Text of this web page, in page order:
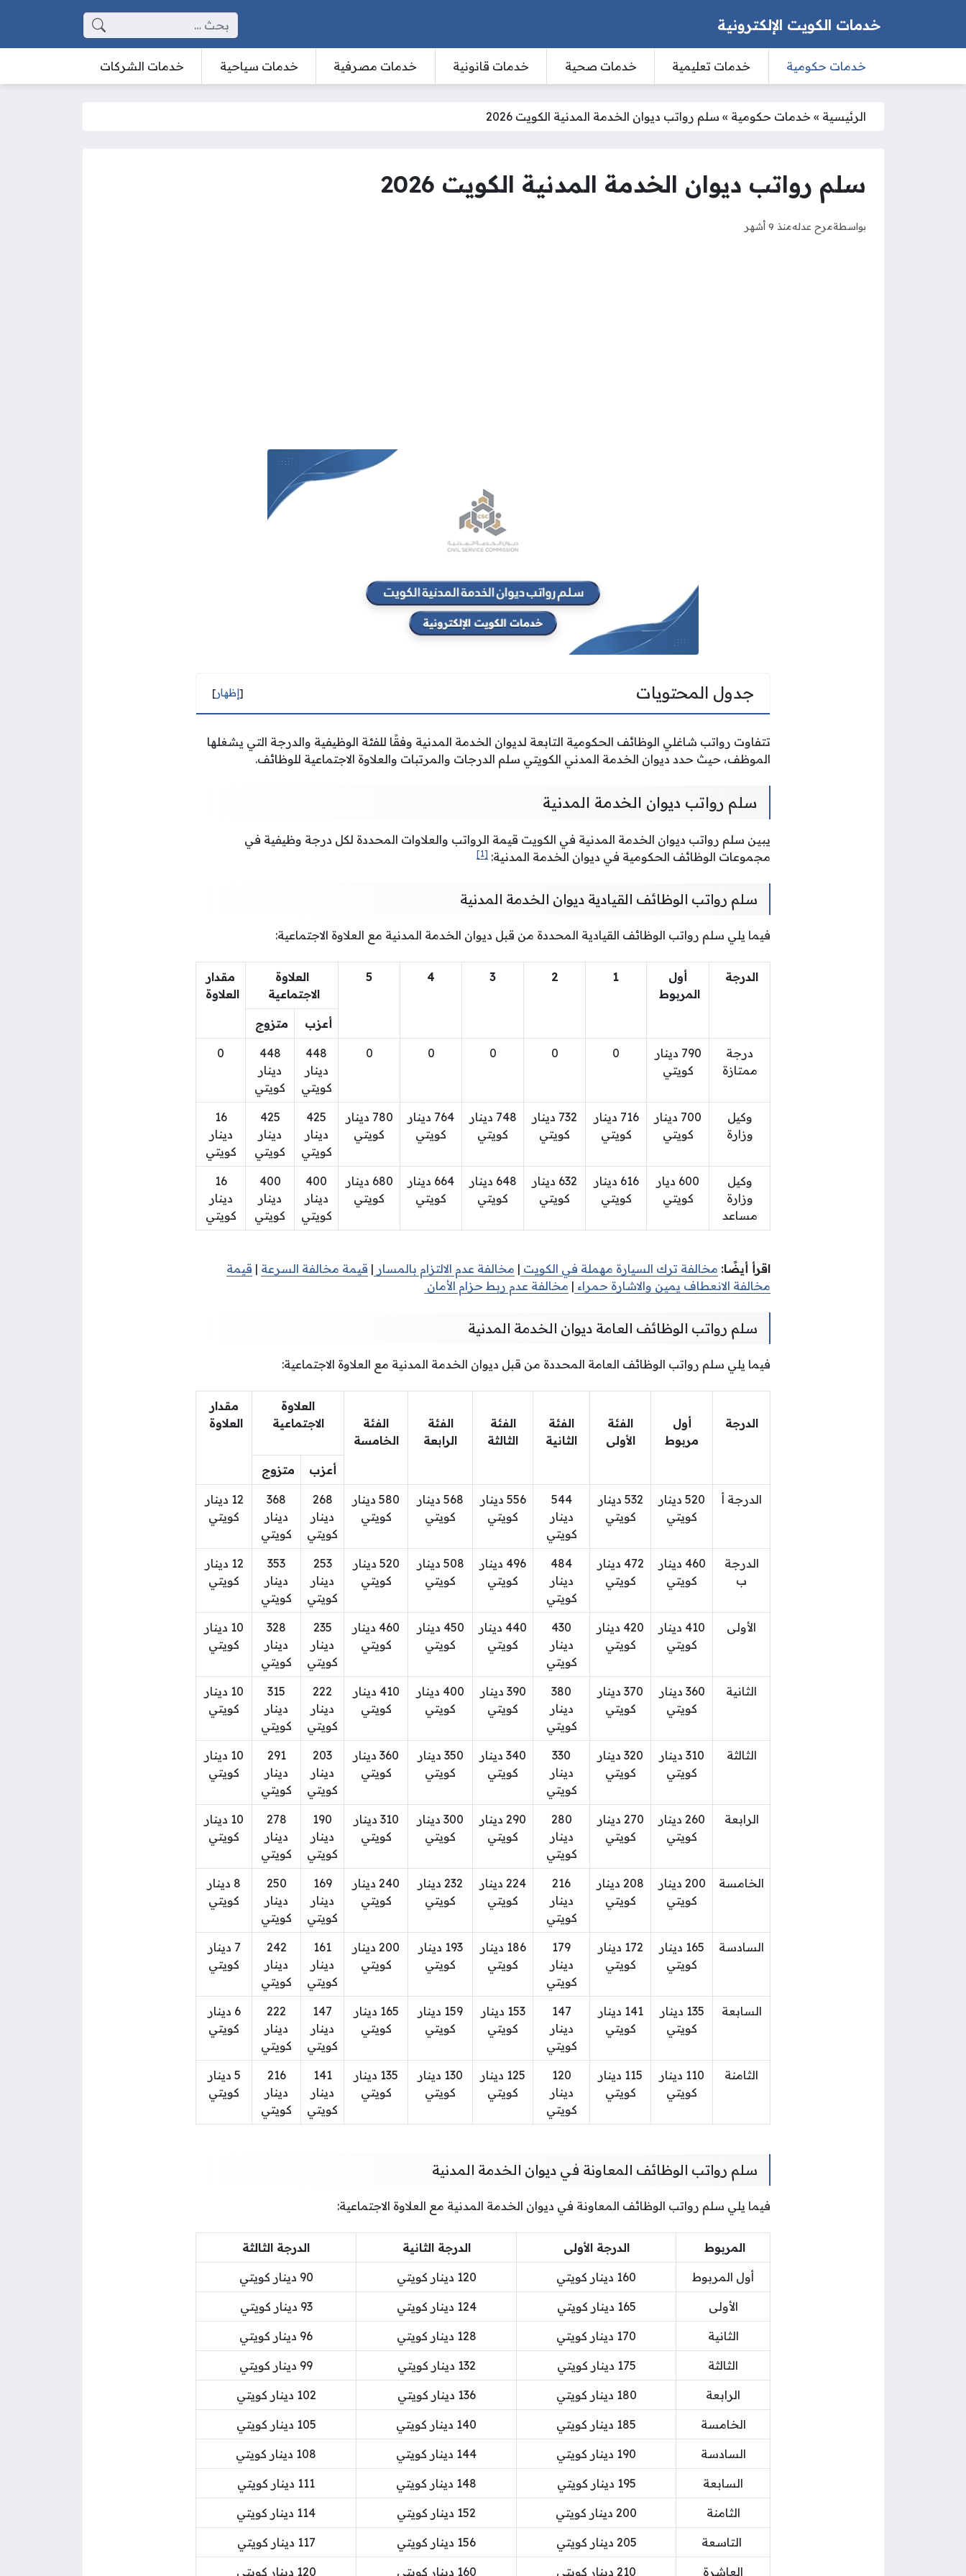
خدمات الكويت الإلكترونية البحث عن:
خدمات حكومية خدمات تعليمية خدمات صحية خدمات قانونية خدمات مصرفية خدمات سياحية خدمات الشركات
الرئيسية » خدمات حكومية » سلم رواتب ديوان الخدمة المدنية الكويت 2026
سلم رواتب ديوان الخدمة المدنية الكويت 2026
بواسطةمرح عدلهمنذ 9 أشهر
جدول المحتويات [إظهار]
تتفاوت رواتب شاغلي الوظائف الحكومية التابعة لديوان الخدمة المدنية وفقًا للفئة الوظيفية والدرجة التي يشغلها
الموظف، حيث حدد ديوان الخدمة المدني الكويتي سلم الدرجات والمرتبات والعلاوة الاجتماعية للوظائف.
سلم رواتب ديوان الخدمة المدنية
يبين سلم رواتب ديوان الخدمة المدنية في الكويت قيمة الرواتب والعلاوات المحددة لكل درجة وظيفية في
مجموعات الوظائف الحكومية في ديوان الخدمة المدنية: [1]
سلم رواتب الوظائف القيادية ديوان الخدمة المدنية
فيما يلي سلم رواتب الوظائف القيادية المحددة من قبل ديوان الخدمة المدنية مع العلاوة الاجتماعية:
الدرجة
أول
المربوط
1
2
3
4
5
العلاوة
الاجتماعية
مقدار
العلاوة
أعزب متزوج
درجة
ممتازة
790 دينار
كويتي
0
0
0
0
0
448
دينار
كويتي
448
دينار
كويتي
0
وكيل
وزارة
700 دينار
كويتي
716 دينار
كويتي
732 دينار
كويتي
748 دينار
كويتي
764 دينار
كويتي
780 دينار
كويتي
425
دينار
كويتي
425
دينار
كويتي
16
دينار
كويتي
وكيل
وزارة
مساعد
600 ديار
كويتي
616 دينار
كويتي
632 دينار
كويتي
648 دينار
كويتي
664 دينار
كويتي
680 دينار
كويتي
400
دينار
كويتي
400
دينار
كويتي
16
دينار
كويتي
اقرأ أيضًا: مخالفة ترك السيارة مهملة في الكويت | مخالفة عدم الالتزام بالمسار | قيمة مخالفة السرعة | قيمة
مخالفة الانعطاف يمين والاشارة حمراء | مخالفة عدم ربط حزام الأمان
سلم رواتب الوظائف العامة ديوان الخدمة المدنية
فيما يلي سلم رواتب الوظائف العامة المحددة من قبل ديوان الخدمة المدنية مع العلاوة الاجتماعية:
الدرجة
أول
مربوط
الفئة
الأولى
الفئة
الثانية
الفئة
الثالثة
الفئة
الرابعة
الفئة
الخامسة
العلاوة
الاجتماعية
مقدار
العلاوة
أعزب متزوج
الدرجة أ
520 دينار
كويتي
532 دينار
كويتي
544
دينار
كويتي
556 دينار
كويتي
568 دينار
كويتي
580 دينار
كويتي
268
دينار
كويتي
368
دينار
كويتي
12 دينار
كويتي
الدرجة
ب
460 دينار
كويتي
472 دينار
كويتي
484
دينار
كويتي
496 دينار
كويتي
508 دينار
كويتي
520 دينار
كويتي
253
دينار
كويتي
353
دينار
كويتي
12 دينار
كويتي
الأولى
410 دينار
كويتي
420 دينار
كويتي
430
دينار
كويتي
440 دينار
كويتي
450 دينار
كويتي
460 دينار
كويتي
235
دينار
كويتي
328
دينار
كويتي
10 دينار
كويتي
الثانية
360 دينار
كويتي
370 دينار
كويتي
380
دينار
كويتي
390 دينار
كويتي
400 دينار
كويتي
410 دينار
كويتي
222
دينار
كويتي
315
دينار
كويتي
10 دينار
كويتي
الثالثة
310 دينار
كويتي
320 دينار
كويتي
330
دينار
كويتي
340 دينار
كويتي
350 دينار
كويتي
360 دينار
كويتي
203
دينار
كويتي
291
دينار
كويتي
10 دينار
كويتي
الرابعة
260 دينار
كويتي
270 دينار
كويتي
280
دينار
كويتي
290 دينار
كويتي
300 دينار
كويتي
310 دينار
كويتي
190
دينار
كويتي
278
دينار
كويتي
10 دينار
كويتي
الخامسة
200 دينار
كويتي
208 دينار
كويتي
216
دينار
كويتي
224 دينار
كويتي
232 دينار
كويتي
240 دينار
كويتي
169
دينار
كويتي
250
دينار
كويتي
8 دينار
كويتي
السادسة
165 دينار
كويتي
172 دينار
كويتي
179
دينار
كويتي
186 دينار
كويتي
193 دينار
كويتي
200 دينار
كويتي
161
دينار
كويتي
242
دينار
كويتي
7 دينار
كويتي
السابعة
135 دينار
كويتي
141 دينار
كويتي
147
دينار
كويتي
153 دينار
كويتي
159 دينار
كويتي
165 دينار
كويتي
147
دينار
كويتي
222
دينار
كويتي
6 دينار
كويتي
الثامنة
110 دينار
كويتي
115 دينار
كويتي
120
دينار
كويتي
125 دينار
كويتي
130 دينار
كويتي
135 دينار
كويتي
141
دينار
كويتي
216
دينار
كويتي
5 دينار
كويتي
سلم رواتب الوظائف المعاونة في ديوان الخدمة المدنية
فيما يلي سلم رواتب الوظائف المعاونة في ديوان الخدمة المدنية مع العلاوة الاجتماعية:
المربوط الدرجة الأولى الدرجة الثانية الدرجة الثالثة
أول المربوط 160 دينار كويتي 120 دينار كويتي 90 دينار كويتي
الأولى 165 دينار كويتي 124 دينار كويتي 93 دينار كويتي
الثانية 170 دينار كويتي 128 دينار كويتي 96 دينار كويتي
الثالثة 175 دينار كويتي 132 دينار كويتي 99 دينار كويتي
الرابعة 180 دينار كويتي 136 دينار كويتي 102 دينار كويتي
الخامسة 185 دينار كويتي 140 دينار كويتي 105 دينار كويتي
السادسة 190 دينار كويتي 144 دينار كويتي 108 دينار كويتي
السابعة 195 دينار كويتي 148 دينار كويتي 111 دينار كويتي
الثامنة 200 دينار كويتي 152 دينار كويتي 114 دينار كويتي
التاسعة 205 دينار كويتي 156 دينار كويتي 117 دينار كويتي
العاشرة 210 دينار كويتي 160 دينار كويتي 120 دينار كويتي